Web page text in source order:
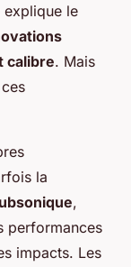
explique le
calibre. Mais
la
,
performances
impacts. Les